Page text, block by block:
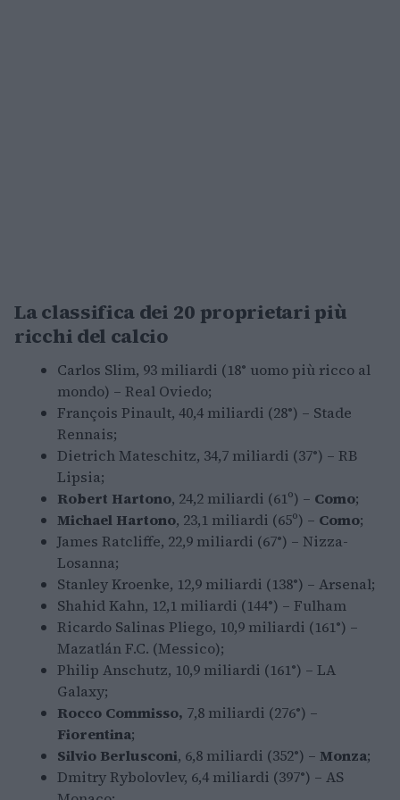
La classifica dei 20 proprietari più
ricchi del calcio
Carlos Slim, 93 miliardi (18° uomo più ricco al
mondo) – Real Oviedo;
François Pinault, 40,4 miliardi (28°) – Stade
Rennais;
Dietrich Mateschitz, 34,7 miliardi (37°) – RB
Lipsia;
Robert Hartono, 24,2 miliardi (61º) – Como;
Michael Hartono, 23,1 miliardi (65º) – Como;
James Ratcliffe, 22,9 miliardi (67°) – Nizza-
Losanna;
Stanley Kroenke, 12,9 miliardi (138°) – Arsenal;
Shahid Kahn, 12,1 miliardi (144°) – Fulham
Ricardo Salinas Pliego, 10,9 miliardi (161°) –
Mazatlán F.C. (Messico);
Philip Anschutz, 10,9 miliardi (161°) – LA
Galaxy;
Rocco Commisso, 7,8 miliardi (276°) –
Fiorentina;
Silvio Berlusconi, 6,8 miliardi (352°) – Monza;
Dmitry Rybolovlev, 6,4 miliardi (397°) – AS